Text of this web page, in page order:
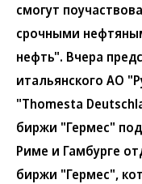
смогут
срочными
нефть". Вчера
итальянского АО
"Thomesta
биржи "Гермес"
Риме и Гамбурге
биржи "Гермес",